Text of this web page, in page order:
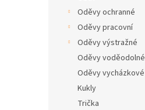
Oděvy ochranné
Oděvy pracovní
Oděvy výstražné
Oděvy voděodolné
Oděvy vycházkové
Kukly
Trička